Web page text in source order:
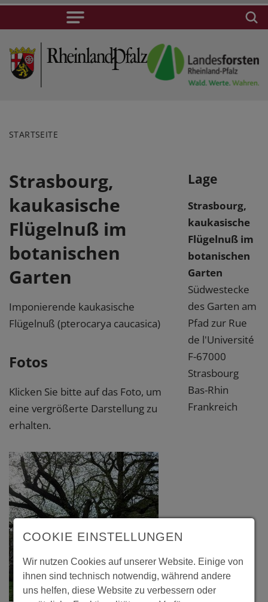
STARTSEITE
Strasbourg,
kaukasische
Flügelnuß im
botanischen
Garten
Imponierende kaukasische
Flügelnuß (pterocarya caucasica)
Fotos
Klicken Sie bitte auf das Foto, um
eine vergrößerte Darstellung zu
erhalten.
Lage
Strasbourg,
kaukasische
Flügelnuß im
botanischen
Garten
Südwestecke
des Garten am
Pfad zur Rue
de l'Université
F-67000
Strasbourg
Bas-Rhin
Frankreich
COOKIE EINSTELLUNGEN
Wir nutzen Cookies auf unserer Website. Einige von
ihnen sind technisch notwendig, während andere
uns helfen, diese Website zu verbessern oder